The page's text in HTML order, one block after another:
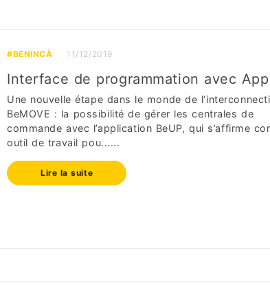
#BENINCÀ 11/12/2019
Interface de programmation avec
Une nouvelle étape dans le monde de
BeMOVE : la possibilité de gérer les centrales de
commande avec l’application BeUP, qui s’affirme
outil de travail pou......
Lire la suite